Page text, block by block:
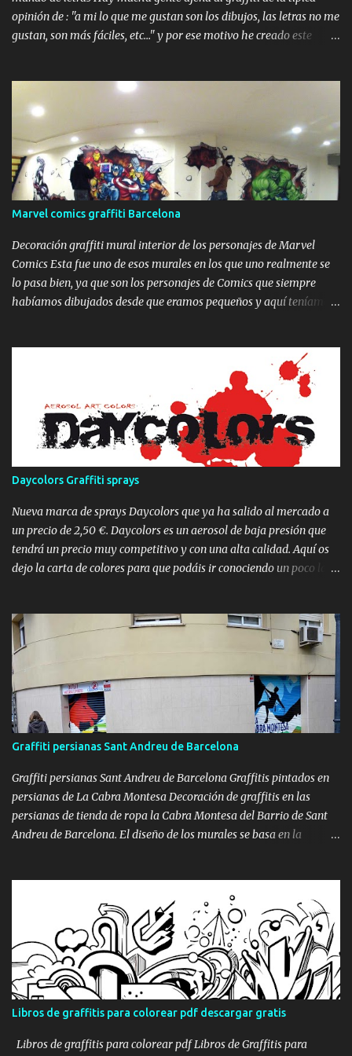
opinión de : "a mi lo que me gustan son los dibujos, las letras no me
gustan, son más fáciles, etc..." y por ese motivo he creado este
muchísimo más complejas que cualquier hiperrealismo. Aquí os
voy a dejar los que a mi modo de ver son los mejores graffiteros
del mundo en letras 3d (model pastel). Primero explicaré un
poquito de que se trata el estilo 3d o también llamado model
pastel. El estilo 3d tiene el objetivo de crear un efecto relieve que de
la sensación de que sobresale de la pared. Para conseguir este
efecto detridimensionalidad es necesario dar volúmenes con el
juego de colores y nunca sin ser trazadas (ya que perderían el
100% de este efecto), se pueden realizar usando una sola gama de
colores, ya...
Marvel comics graffiti Barcelona
Decoración graffiti mural interior de los personajes de Marvel
Comics Esta fue uno de esos murales en los que uno realmente se
lo pasa bien, ya que son los personajes de Comics que siempre
habíamos dibujados desde que eramos pequeños y aquí teníamos
conozco ya desde hace un tiempo , y el cuál nos pidió que le
pintáramos los personajes I ron Man, Capitán América, Lobezno, el
Thor , Hulk y Spiderman , aunque finalmente improvisamos (para
variar) y cambiamos este último por Venom , muchos de estos
pertenecen a los Vengadores. Empezamos mostrando las fotos
fotos del proceso donde podéis apreciar que la idea fue pintar a
los personajes de Marvel rompiendo la pared para darle más
profundidad , movimiento y vida al mural: Marvel Comics graffiti
Pintando mural de Marvel Comics Graffiti Superhéroes pared rota
Y finalme...
Daycolors Graffiti sprays
Nueva marca de sprays Daycolors que ya ha salido al mercado a
un precio de 2,50 €. Daycolors es un aerosol de baja presión que
tendrá un precio muy competitivo y con una alta calidad. Aquí os
dejo la carta de colores para que podáis ir conociendo un poco la
Graffiti persianas Sant Andreu de Barcelona
Graffiti persianas Sant Andreu de Barcelona Graffitis pintados en
persianas de La Cabra Montesa Decoración de graffitis en las
persianas de tienda de ropa la Cabra Montesa del Barrio de Sant
Andreu de Barcelona. El diseño de los murales se basa en la
graffiti persiana Skate Board graffiti persianas deportes Si tienes
una tienda de ropa o de cualquier tipo y te gustaría pintar con
graffitis sus persianas para que tu tienda no pase desapercibida
por la gente que pase por ahí, no dudes en ponerte en contacto con
nosotros, crearemos un diseño personalizado y adaptado a tus
necesidades.
Libros de graffitis para colorear pdf descargar gratis
Libros de graffitis para colorear pdf Libros de Graffitis para